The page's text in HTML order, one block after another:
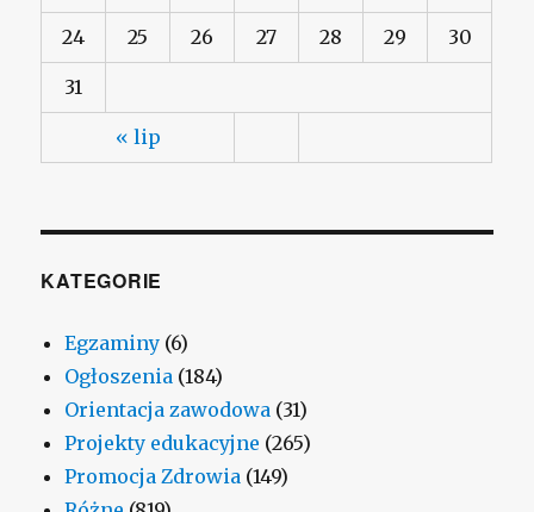
« lip
24 25 26 27 28 29 30
31
KATEGORIE
Egzaminy (6)
Ogłoszenia (184)
Orientacja zawodowa (31)
Projekty edukacyjne (265)
Promocja Zdrowia (149)